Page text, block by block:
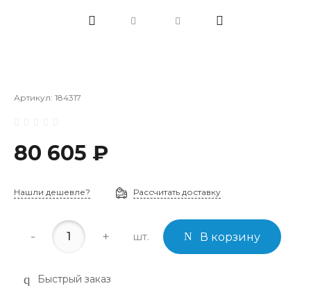
Артикул: 184317
80 605 ₽
Нашли дешевле? Рассчитать доставку
- + шт. В корзину
Быстрый заказ